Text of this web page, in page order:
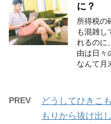
に？
所得税の
も混雑し
れるのに
由は日々
なんて月
PREV
どうしてひきこ
もりから抜け出